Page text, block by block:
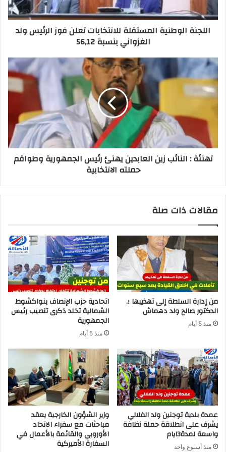
اللجنة الوطنية المستقلة للانتخابات تعلن فوز الرئيس ولد
الغزواني بنسبة 56,12
تهنئة : النائب زين العابدين يهنئ رئيس الجمهورية وطواقم
حملته الانتخابية
مقالات ذات صلة
من إدارة السلطة إلى تهذيبها ؛.
الدكتور صالح ولد دهماش
منذ 5 أيام
اتحادية حزب الإنصاف بنواكشوط
الشمالية تخلد ذكرى تنصيب رئيس
الجمهورية
منذ 5 أيام
عمدة بلدية توجنين ولد الفلالي
يشرف على انطلاقة حملة نظافة
واسعة لمدة3ايام
منذ أسبوع واحد
وزير الشؤون الخارجية يعقد
مباحثات مع سفراء الاتحاد
الأوروبي والقائمة بالأعمال في
السفارة الأميركية